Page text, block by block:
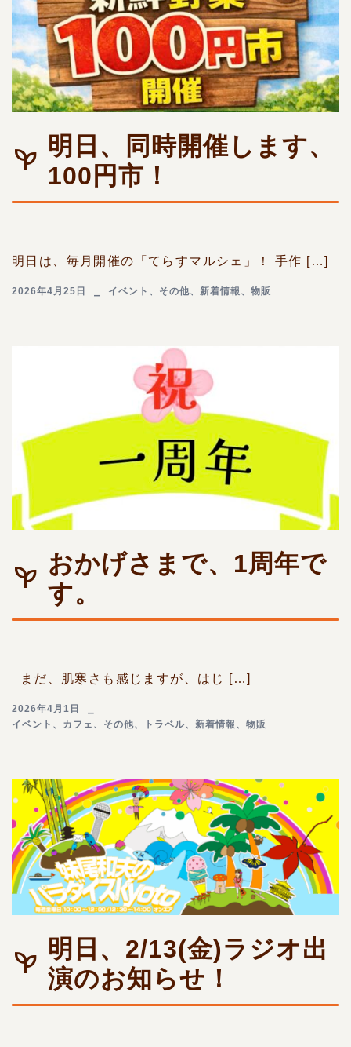
明日、同時開催します、
100円市！
明日は、毎月開催の「てらすマルシェ」！ 手作 […]
2026年4月25日 イベント 、 その他、 新着情報 、 物販
おかげさまで、1周年で
す。
まだ、肌寒さも感じますが、はじ […]
2026年4月1日
イベント 、 カフェ 、 その他、 トラベル、 新着情報 、 物販
明日、2/13(金)ラジオ出
演のお知らせ！